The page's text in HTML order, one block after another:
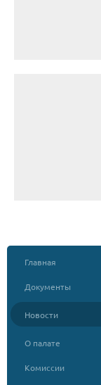
Главная
Документы
Новости
О палате
Комиссии